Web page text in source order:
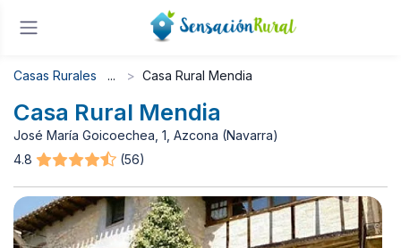
Casas Rurales Casa Rural Mendia
Casa Rural Mendia
José María Goicoechea, 1, Azcona (Navarra)
4.8
(56)